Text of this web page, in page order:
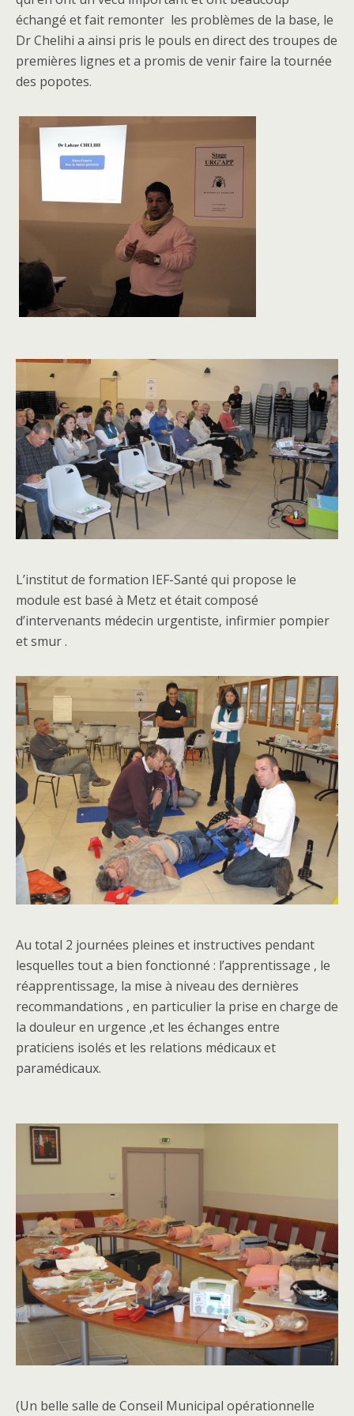
échangé et fait remonter les problèmes de la base, le
Dr Chelihi a ainsi pris le pouls en direct des troupes de
premières lignes et a promis de venir faire la tournée
des popotes.
L’institut de formation IEF-Santé qui propose le
module est basé à Metz et était composé
d’intervenants médecin urgentiste, infirmier pompier
et smur .
Au total 2 journées pleines et instructives pendant
lesquelles tout a bien fonctionné : l’apprentissage , le
réapprentissage, la mise à niveau des dernières
recommandations , en particulier la prise en charge de
la douleur en urgence ,et les échanges entre
praticiens isolés et les relations médicaux et
paramédicaux.
(Un belle salle de Conseil Municipal opérationnelle